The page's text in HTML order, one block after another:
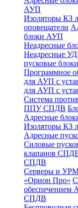
АУП
Изоляторы КЗ
оповещатели
блоки АУП
Неадресные
Неадресные
пусковые
Программное
для АУП с
для АУП с
Система
ППУ СПДВ
Адресные
Изоляторы КЗ
Адресные
Силовые
клапанов
СПДВ
Серверы и
«Орион Про»
СПДВ